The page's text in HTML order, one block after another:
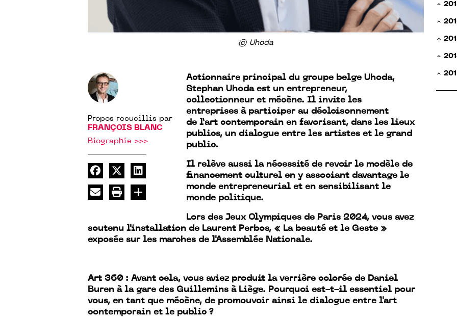
© Uhoda
Propos recueillis par
FRANÇOIS BLANC
Biographie >>>
Actionnaire principal du groupe belge Uhoda,
Stephan Uhoda est un entrepreneur,
collectionneur et mécène. Il invite les
entreprises à participer au décloisonnement
de l’art contemporain en favorisant, dans les lieux
publics, un dialogue entre les artistes et le grand
public.
Il relève aussi la nécessité de revoir le modèle de
financement culturel en y associant davantage le
monde entrepreneurial et en sensibilisant le
monde politique.
Lors des Jeux Olympiques de Paris 2024, vous avez
soutenu l'installation de Laurent Perbos, « La beauté et le Geste »
exposée sur les marches de l'Assemblée Nationale.
Art 360 : Avant cela, vous aviez produit la verrière colorée de Daniel
Buren à la gare des Guillemins à Liège. Pourquoi est-t-il essentiel pour
vous, en tant que mécène, de promouvoir ainsi le dialogue entre l'art
contemporain et le public ?